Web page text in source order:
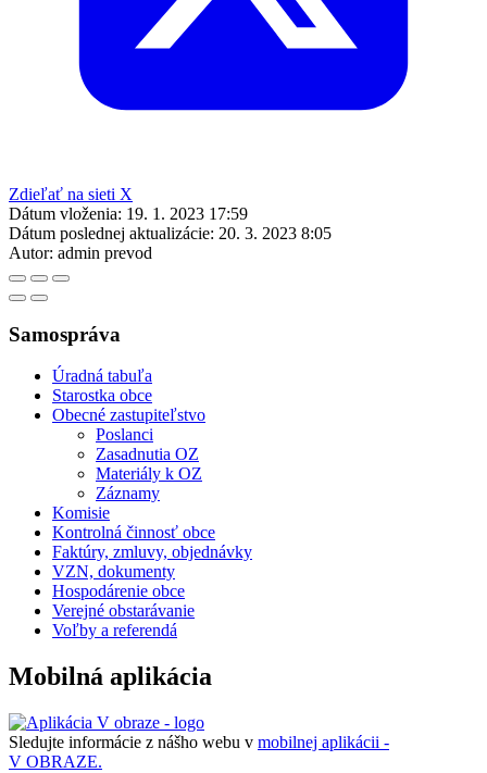
Zdieľať na sieti X
Dátum vloženia: 19. 1. 2023 17:59
Dátum poslednej aktualizácie: 20. 3. 2023 8:05
Autor: admin prevod
Samospráva
Úradná tabuľa
Starostka obce
Obecné zastupiteľstvo
Poslanci
Zasadnutia OZ
Materiály k OZ
Záznamy
Komisie
Kontrolná činnosť obce
Faktúry, zmluvy, objednávky
VZN, dokumenty
Hospodárenie obce
Verejné obstarávanie
Voľby a referendá
Mobilná aplikácia
Sledujte informácie z nášho webu v mobilnej aplikácii -
V OBRAZE.